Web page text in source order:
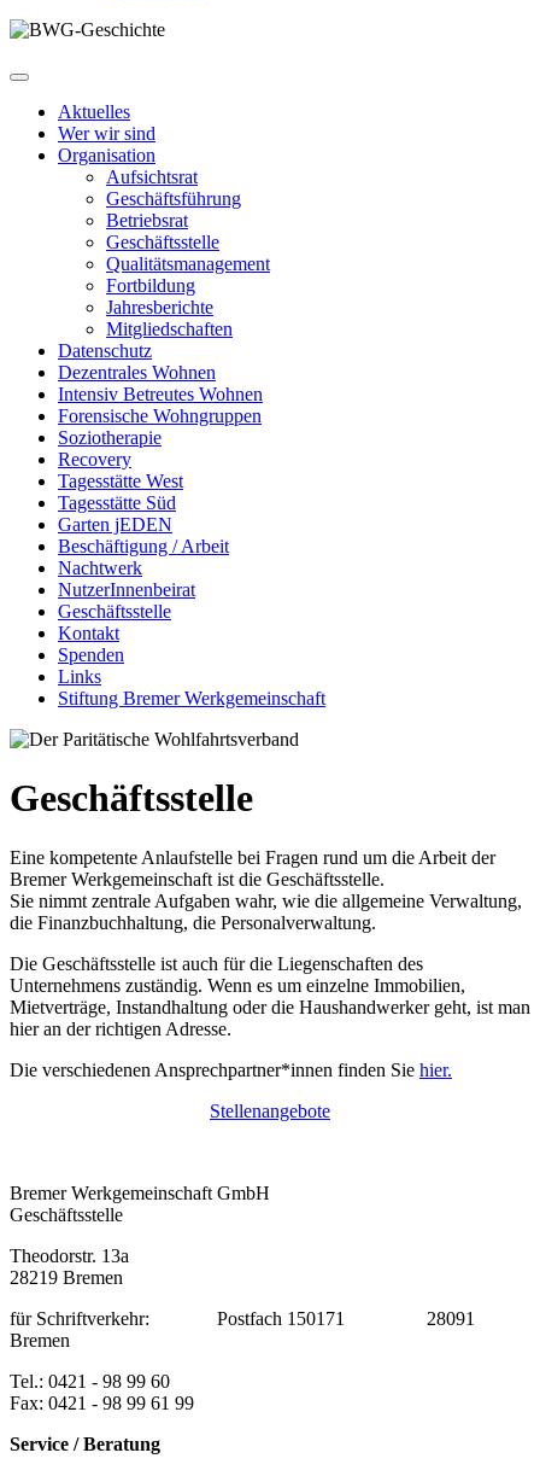
Aktuelles
Wer wir sind
Organisation
Aufsichtsrat
Geschäftsführung
Betriebsrat
Geschäftsstelle
Qualitätsmanagement
Fortbildung
Jahresberichte
Mitgliedschaften
Datenschutz
Dezentrales Wohnen
Intensiv Betreutes Wohnen
Forensische Wohngruppen
Soziotherapie
Recovery
Tagesstätte West
Tagesstätte Süd
Garten jEDEN
Beschäftigung / Arbeit
Nachtwerk
NutzerInnenbeirat
Geschäftsstelle
Kontakt
Spenden
Links
Stiftung Bremer Werkgemeinschaft
Geschäftsstelle
Eine kompetente Anlaufstelle bei Fragen rund um die Arbeit der
Bremer Werkgemeinschaft ist die Geschäftsstelle.
Sie nimmt zentrale Aufgaben wahr, wie die allgemeine Verwaltung,
die Finanzbuchhaltung, die Personalverwaltung.
Die Geschäftsstelle ist auch für die Liegenschaften des
Unternehmens zuständig. Wenn es um einzelne Immobilien,
Mietverträge, Instandhaltung oder die Haushandwerker geht, ist man
hier an der richtigen Adresse.
Die verschiedenen Ansprechpartner*innen finden Sie hier.
Stellenangebote
Bremer Werkgemeinschaft GmbH
Geschäftsstelle
Theodorstr. 13a
28219 Bremen
für Schriftverkehr: Postfach 150171 28091
Bremen
Tel.: 0421 - 98 99 60
Fax: 0421 - 98 99 61 99
Service / Beratung